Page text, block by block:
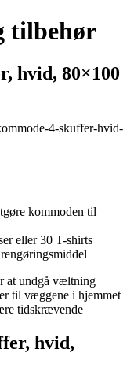
tilbehør
hvid, 80×100
4-skuffer-hvid-
kommoden til
eller 30 T-shirts
at undgå væltning
til væggene i hjemmet
tidskrævende
hvid,